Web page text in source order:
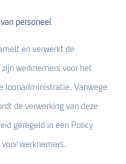
personeel
en verwerkt de
werknemers voor het
loonadministratie. Vanwege
de verwerking van deze
geregeld in een Policy
werknemers.